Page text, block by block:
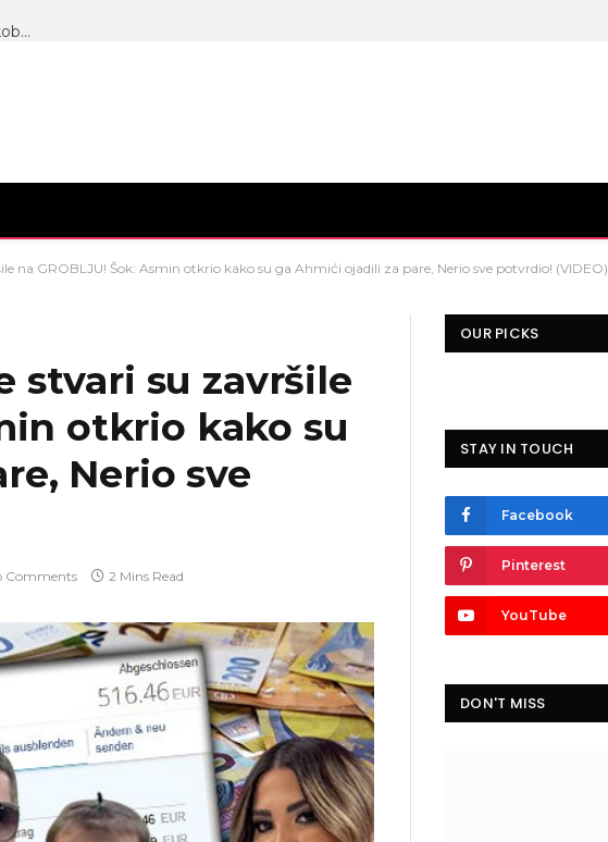
BUKTI RAT U PINKOVOM STUDIJU: Aneli u žestokom sukobu sa Neriom i Hanom, pokazala dokaze iz telefona i iznela šok optužbe! (VIDEO)
na GROBLJU! Šok: Asmin otkrio kako su ga Ahmići ojadili za pare, Nerio sve potvrdio! (VIDEO)
stvari su završile
otkrio kako su
Nerio sve
Comments 2 Mins Read
OUR PICKS
STAY IN TOUCH
Facebook
Pinterest
YouTube
DON'T MISS